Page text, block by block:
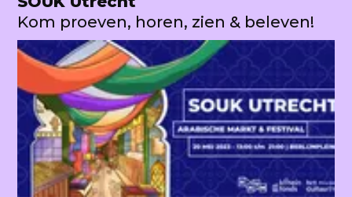
Kom proeven, horen, zien & beleven!